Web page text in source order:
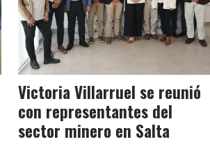
Victoria Villarruel se reunió
con representantes del
sector minero en Salta